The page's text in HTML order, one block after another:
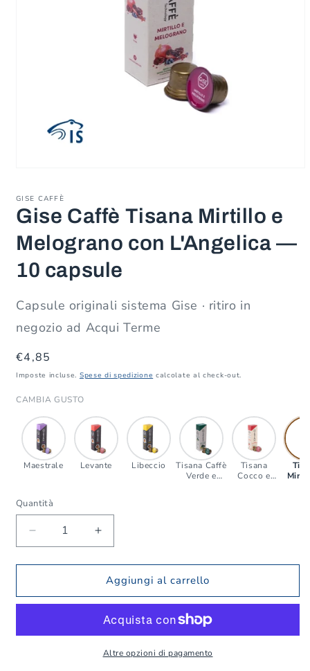
multimediali
1
in
finestra
modale
GISE CAFFÈ
Gise Caffè Tisana Mirtillo e
Melograno con L'Angelica —
10 capsule
Capsule originali sistema Gise · ritiro in
negozio ad Acqui Terme
Prezzo
di
€4,85
Imposte incluse. Spese di spedizione calcolate al check-out.
CAMBIA GUSTO
Maestrale Levante Libeccio
Tisana Caffè
Verde e
Tisana
Cocco e
Quantità
Quantità
Diminuisci
quantità
per
Caffè
e
Aumenta
quantità
per
Gise
Caffè
Mirtillo
e
Melograno
Aggiungi al carrello
Altre opzioni di pagamento